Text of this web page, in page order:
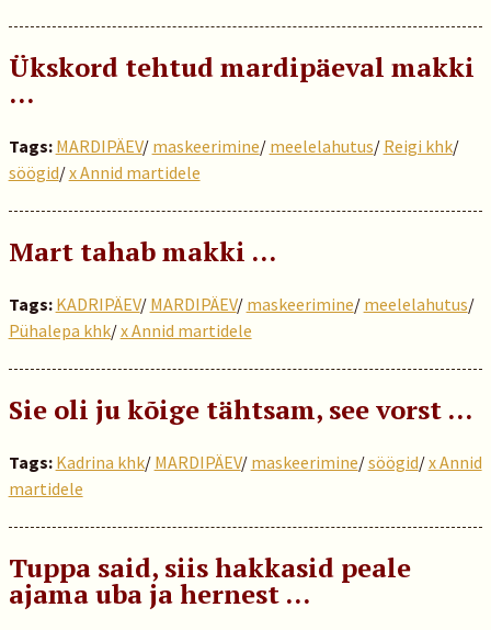
Ükskord tehtud mardipäeval makki
...
Tags: MARDIPÄEV/ maskeerimine/ meelelahutus/ Reigi khk/
söögid/x Annid martidele
Mart tahab makki …
Tags: KADRIPÄEV/ MARDIPÄEV/ maskeerimine/ meelelahutus/
Pühalepa khk/x Annid martidele
Sie oli ju kõige tähtsam, see vorst …
Tags: Kadrina khk/ MARDIPÄEV/ maskeerimine/söögid/x Annid
martidele
Tuppa said, siis hakkasid peale
ajama uba ja hernest …